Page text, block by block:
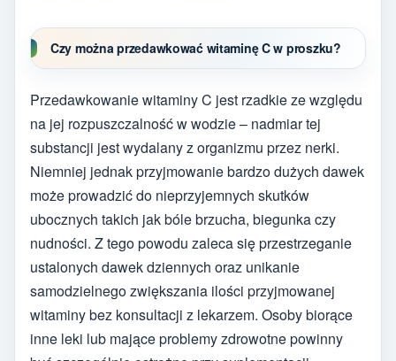
Czy można przedawkować witaminę C w proszku?
Przedawkowanie witaminy C jest rzadkie ze względu
na jej rozpuszczalność w wodzie – nadmiar tej
substancji jest wydalany z organizmu przez nerki.
Niemniej jednak przyjmowanie bardzo dużych dawek
może prowadzić do nieprzyjemnych skutków
ubocznych takich jak bóle brzucha, biegunka czy
nudności. Z tego powodu zaleca się przestrzeganie
ustalonych dawek dziennych oraz unikanie
samodzielnego zwiększania ilości przyjmowanej
witaminy bez konsultacji z lekarzem. Osoby biorące
inne leki lub mające problemy zdrowotne powinny